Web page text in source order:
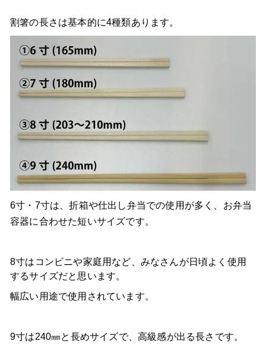
割箸の長さは基本的に4種類あります。
6寸・7寸は、折箱や仕出し弁当での使用が多く、お弁当
容器に合わせた短いサイズです。
8寸はコンビニや家庭用など、みなさんが日頃よく使用
するサイズだと思います。
幅広い用途で使用されています。
9寸は240㎜と長めサイズで、高級感が出る長さです。